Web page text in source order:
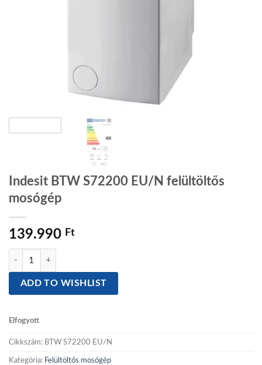
Indesit BTW S72200 EU/N felültöltős
mosógép
139.990 Ft
ADD TO WISHLIST
Elfogyott
Cikkszám: BTW S72200 EU/N
Kategória: Felültöltős mosógép